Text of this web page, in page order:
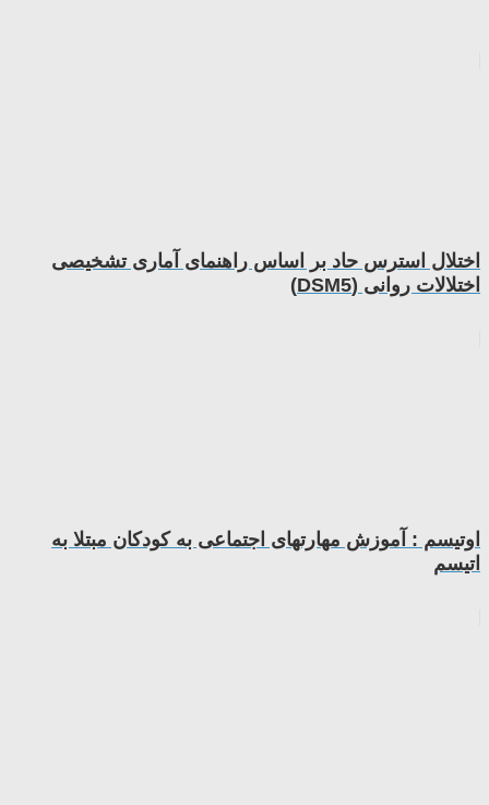
اختلال استرس حاد بر اساس راهنمای آماری تشخیصی
اختلالات روانی (DSM5)
اوتیسم : آموزش مهارتهای اجتماعی به کودکان مبتلا به
اتیسم